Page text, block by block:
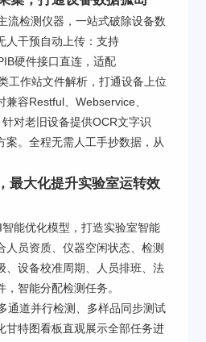
检测仪器，一站式破除设备数
人干预自动上传：支持
硬件接口直连，适配
工作站文件解析，打通设备上位
容Restful、Webservice、
对老旧设备提供OCR文字识
案。全程无需人工手抄数据，从
最大化提升实验室运转效
能优化模型，打造实验室智能
人员资质、仪器空闲状态、检测
、设备校准周期、人员排班、法
智能分配检测任务。
道并行检测、多样品同步测试
甘特图看板直观展示全部任务进